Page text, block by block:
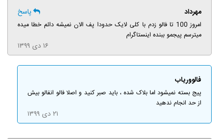
مهرداد پاسخ
امروز 100 تا فالو زدم با کلی لایک حدودا پف الان نمیشه دائم خطا میده
میترسم پیجمو ببنده اینستاگرام
۱۶ دی ۱۳۹۹
فالووریاب
پیج بسته نمیشود اما بلاک شده ، باید صبر کنید و اصلا فالو انفالو بیش
از حد انجام ندهید
۲۱ دی ۱۳۹۹